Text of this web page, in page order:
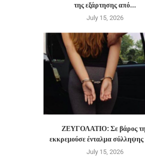
της εξάρτησης από...
July 15, 2026
ΖΕΥΓΟΛΑΤΙΟ: Σε βάρος
εκκρεμούσε ένταλμα σύλληψης
July 15, 2026